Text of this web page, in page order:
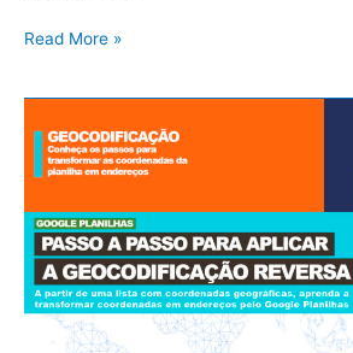
Read More »
passo
aplicar
Geocodificação
Reversa
pelo